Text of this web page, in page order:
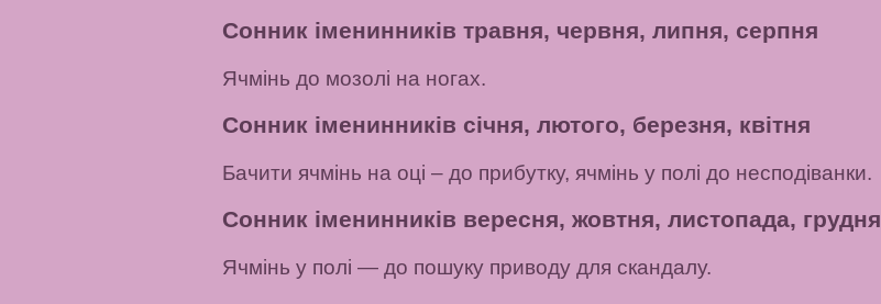
Сонник іменинників травня, червня, липня, серпня
Ячмінь до мозолі на ногах.
Сонник іменинників січня, лютого, березня, квітня
Бачити ячмінь на оці – до прибутку, ячмінь у полі до несподіванки.
Сонник іменинників вересня, жовтня, листопада, грудня
Ячмінь у полі — до пошуку приводу для скандалу.